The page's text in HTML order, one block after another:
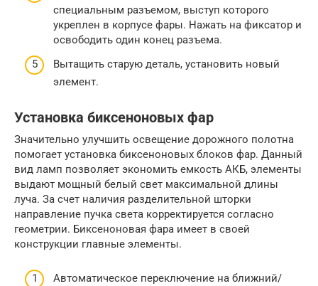
специальным разъемом, выступ которого
укреплен в корпусе фары. Нажать на фиксатор и
освободить один конец разъема.
Вытащить старую деталь, установить новый
элемент.
Установка биксеноновых фар
Значительно улучшить освещение дорожного полотна
помогает установка биксеноновых блоков фар. Данный
вид ламп позволяет экономить емкость АКБ, элементы
выдают мощный белый свет максимальной длины
луча. За счет наличия разделительной шторки
направление пучка света корректируется согласно
геометрии. Биксеноновая фара имеет в своей
конструкции главные элементы.
Автоматическое переключение на ближний/